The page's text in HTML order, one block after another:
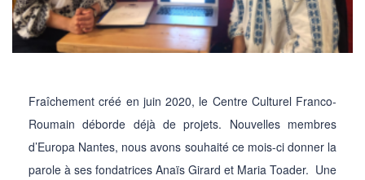
Fraîchement créé en juin 2020, le Centre Culturel Franco-
Roumain déborde déjà de projets. Nouvelles membres
d’Europa Nantes, nous avons souhaité ce mois-ci donner la
parole à ses fondatrices Anaïs Girard et Maria Toader. Une